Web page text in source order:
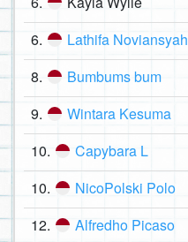
6. Lathifa Noviansyah
8. Bumbums bum
9. Wintara Kesuma
10. Capybara L
10. NicoPolski Polo
12. Alfredho Picaso